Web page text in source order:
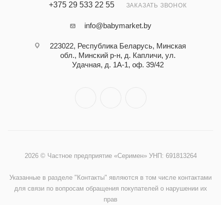
+375 29 533 22 55 ЗАКАЗАТЬ ЗВОНОК
info@babymarket.by
223022, Республика Беларусь, Минская
обл., Минский р-н, д. Капличи, ул.
Удачная, д. 1А-1, оф. 39/42
2026 © Частное предприятие «Серимен» УНП: 691813264
Указанные в разделе "Контакты" являются в том числе контактами
для связи по вопросам обращения покупателей о нарушении их
прав